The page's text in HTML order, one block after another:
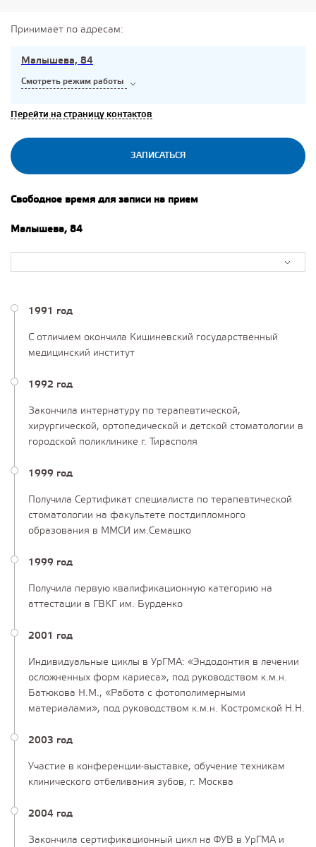
Принимает по адресам:
Малышева, 84
Смотреть режим работы
Перейти на страницу контактов
ЗАПИСАТЬСЯ
Свободное время для записи на прием
Малышева, 84
1991 год
С отличием окончила Кишиневский государственный
медицинский институт
1992 год
Закончила интернатуру по терапевтической,
хирургической, ортопедической и детской стоматологии в
городской поликлинике г. Тирасполя
1999 год
Получила Сертификат специалиста по терапевтической
стоматологии на факультете постдипломного
образования в ММСИ им.Семашко
1999 год
Получила первую квалификационную категорию на
аттестации в ГВКГ им. Бурденко
2001 год
Индивидуальные циклы в УрГМА: «Эндодонтия в лечении
осложненных форм кариеса», под руководством к.м.н.
Батюкова Н.М., «Работа с фотополимерными
материалами», под руководством к.м.н. Костромской Н.Н.
2003 год
Участие в конференции-выставке, обучение техникам
клинического отбеливания зубов, г. Москва
2004 год
Закончила сертификационный цикл на ФУВ в УрГМА и